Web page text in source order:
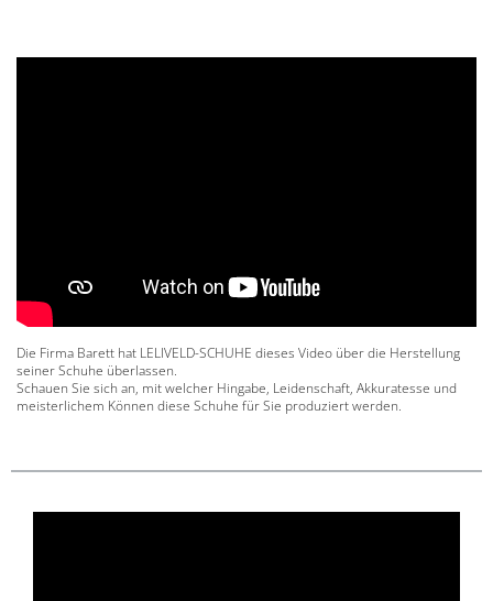
Die Firma Barett hat LELIVELD-SCHUHE dieses Video über die Herstellung
seiner Schuhe überlassen.
Schauen Sie sich an, mit welcher Hingabe, Leidenschaft, Akkuratesse und
meisterlichem Können diese Schuhe für Sie produziert werden.